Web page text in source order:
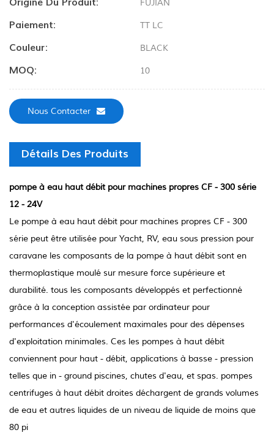
Origine Du Produit: FUJIAN
Paiement: TT LC
Couleur: BLACK
MOQ: 10
Nous Contacter
Détails Des Produits
pompe à eau haut débit pour machines propres CF - 300 série
12 - 24V
Le pompe à eau haut débit pour machines propres CF - 300
série peut être utilisée pour Yacht, RV, eau sous pression pour
caravane les composants de la pompe à haut débit sont en
thermoplastique moulé sur mesure force supérieure et
durabilité. tous les composants développés et perfectionné
grâce à la conception assistée par ordinateur pour
performances d'écoulement maximales pour des dépenses
d'exploitation minimales. Ces les pompes à haut débit
conviennent pour haut - débit, applications à basse - pression
telles que in - ground piscines, chutes d'eau, et spas. pompes
centrifuges à haut débit droites déchargent de grands volumes
de eau et autres liquides de un niveau de liquide de moins que
80 pi